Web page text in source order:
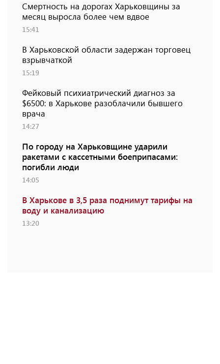
Смертность на дорогах Харьковщины за
месяц выросла более чем вдвое
15:41
В Харьковской области задержан торговец
взрывчаткой
15:19
Фейковый психиатрический диагноз за
$6500: в Харькове разоблачили бывшего
врача
14:27
По городу на Харьковщине ударили
ракетами с кассетными боеприпасами:
погибли люди
14:05
В Харькове в 3,5 раза поднимут тарифы на
воду и канализацию
13:20